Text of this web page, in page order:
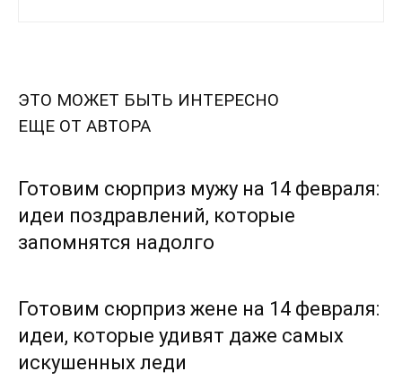
ЭТО МОЖЕТ БЫТЬ ИНТЕРЕСНО
ЕЩЕ ОТ АВТОРА
Готовим сюрприз мужу на 14 февраля:
идеи поздравлений, которые
запомнятся надолго
Готовим сюрприз жене на 14 февраля:
идеи, которые удивят даже самых
искушенных леди